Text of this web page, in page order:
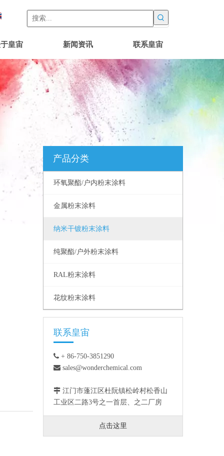
皇宙 新闻资讯 联系皇宙
产品分类
环氧聚酯/户内粉末涂料
金属粉末涂料
纳米干镀粉末涂料
纯聚酯/户外粉末涂料
RAL粉末涂料
花纹粉末涂料
联系皇宙
 + 86-750-3851290
 sales@wonderchemical.com
 江门市蓬江区杜阮镇松岭村松香山
工业区二路3号之一首层、之二厂房
点击这里